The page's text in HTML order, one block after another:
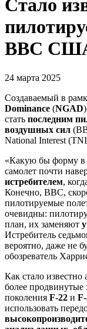
Стало
ВВС
24 марта 2025
Создаваемый в
Dominance (NGAD
стать последним
воздушных сил
National Interest
«Какую бы форму в
самолет почти
истребителем,
Конечно, ВВС,
пилотируемые
очевидны:
план, их заменяют
Истребитель
вероятно, даже не
обозреватель
Как стало известно
более продвинутые
поколения F-22 и
использовать